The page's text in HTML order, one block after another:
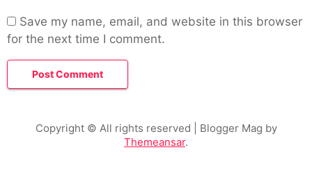
Save my name, email, and website in this browser
for the next time I comment.
Copyright © All rights reserved | Blogger Mag by
Themeansar.